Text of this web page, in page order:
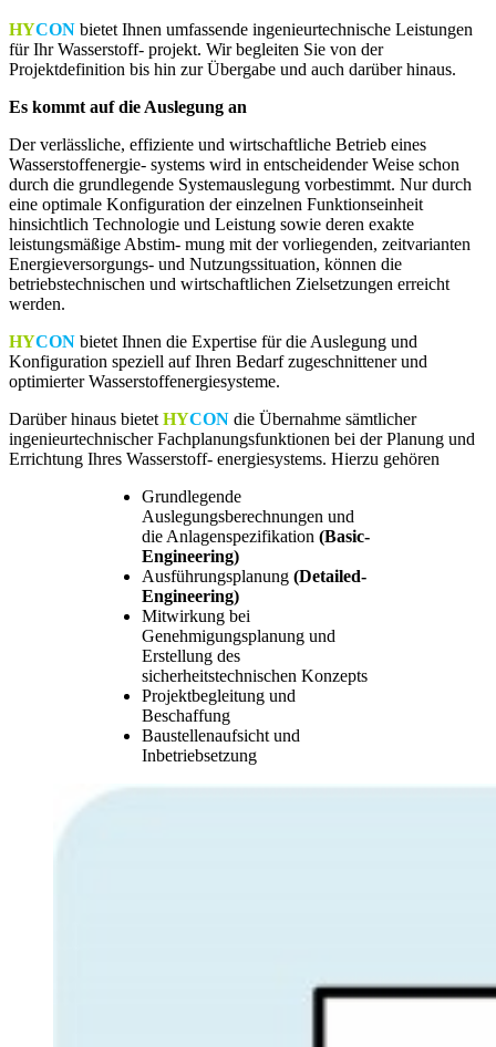
HYCON bietet Ihnen umfassende ingenieurtechnische Leistungen
für Ihr Wasserstoff- projekt. Wir begleiten Sie von der
Projektdefinition bis hin zur Übergabe und auch darüber hinaus.
Es kommt auf die Auslegung an
Der verlässliche, effiziente und wirtschaftliche Betrieb eines
Wasserstoffenergie- systems wird in entscheidender Weise schon
durch die grundlegende Systemauslegung vorbestimmt. Nur durch
eine optimale Konfiguration der einzelnen Funktionseinheit
hinsichtlich Technologie und Leistung sowie deren exakte
leistungsmäßige Abstim- mung mit der vorliegenden, zeitvarianten
Energieversorgungs- und Nutzungssituation, können die
betriebstechnischen und wirtschaftlichen Zielsetzungen erreicht
werden.
HYCON bietet Ihnen die Expertise für die Auslegung und
Konfiguration speziell auf Ihren Bedarf zugeschnittener und
optimierter Wasserstoffenergiesysteme.
Darüber hinaus bietet HYCON die Übernahme sämtlicher
ingenieurtechnischer Fachplanungsfunktionen bei der Planung und
Errichtung Ihres Wasserstoff- energiesystems. Hierzu gehören
Grundlegende
Auslegungsberechnungen und
die Anlagenspezifikation (Basic-
Engineering)
Ausführungsplanung (Detailed-
Engineering)
Mitwirkung bei
Genehmigungsplanung und
Erstellung des
sicherheitstechnischen Konzepts
Projektbegleitung und
Beschaffung
Baustellenaufsicht und
Inbetriebsetzung